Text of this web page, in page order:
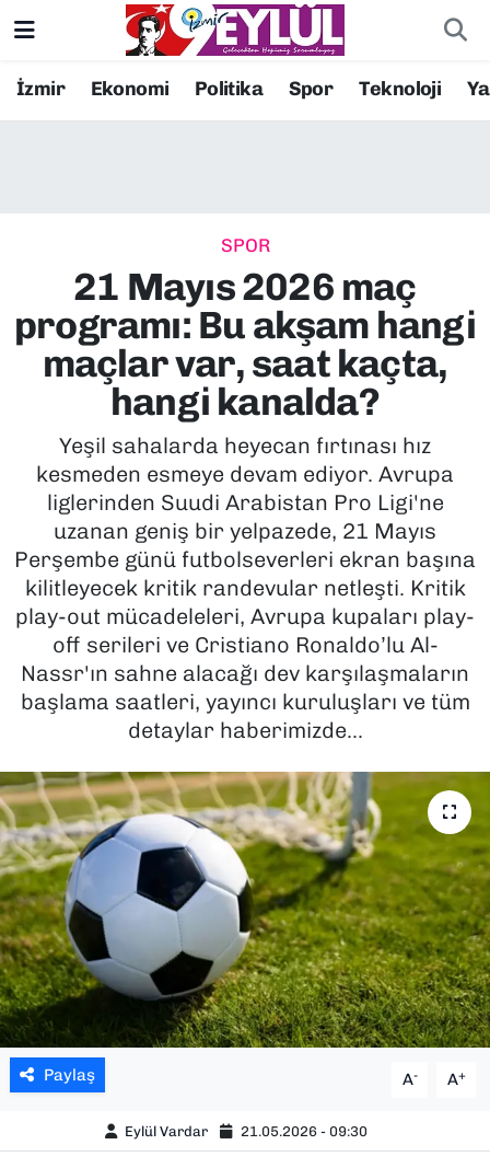
İzmir Ekonomi Politika Spor Teknoloji
SPOR
21 Mayıs 2026 maç
programı: Bu akşam hangi
maçlar var, saat kaçta,
hangi kanalda?
Yeşil sahalarda heyecan fırtınası hız
kesmeden esmeye devam ediyor. Avrupa
liglerinden Suudi Arabistan Pro Ligi'ne
uzanan geniş bir yelpazede, 21 Mayıs
Perşembe günü futbolseverleri ekran başına
kilitleyecek kritik randevular netleşti. Kritik
play-out mücadeleleri, Avrupa kupaları play-
off serileri ve Cristiano Ronaldo’lu Al-
Nassr'ın sahne alacağı dev karşılaşmaların
başlama saatleri, yayıncı kuruluşları ve tüm
detaylar haberimizde...
Paylaş A- A+
Eylül Vardar 21.05.2026 - 09:30
Resmi İlanlar
EKONOMİ
KÜLTÜR SANAT
MAGAZİN
POLİTİKA
SAĞLIK
SPOR
TEKNOLOJİ
YAŞAM
Konak Nöbetçi Eczaneler
Süper Lig Puan Durumu ve Fikstür
Tüm Manşetler
Son Dakika Haberleri
Haber Arşivi